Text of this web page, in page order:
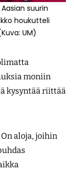
suurin
houkutteli
UM)
moniin
kysyntää riittää
aloja, joihin